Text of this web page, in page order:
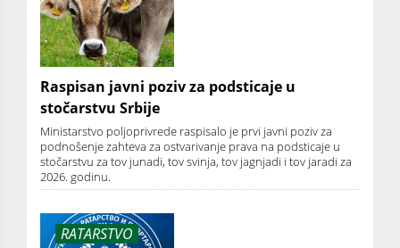
Raspisan javni poziv za podsticaje u
stočarstvu Srbije
Ministarstvo poljoprivrede raspisalo je prvi javni poziv za
podnošenje zahteva za ostvarivanje prava na podsticaje u
stočarstvu za tov junadi, tov svinja, tov jagnjadi i tov jaradi za
2026. godinu.
RATARSTVO